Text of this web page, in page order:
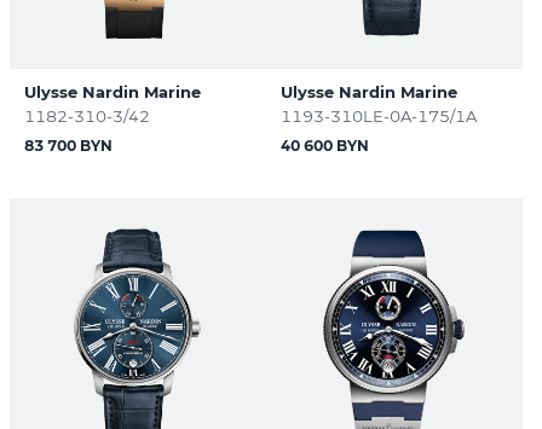
Ulysse Nardin Marine
1182-310-3/42
83 700 BYN
Ulysse Nardin Marine
1193-310LE-0A-175/1A
40 600 BYN